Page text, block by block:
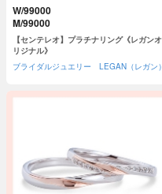
W/99000
M/99000
【センテレオ】プラチナリング《レガンオ
リジナル》
ブライダルジュエリー LEGAN（レガン）